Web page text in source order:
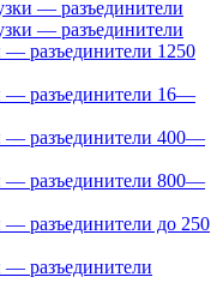
— разъединители
— разъединители
разъединители 1250
— разъединители 16—
— разъединители 400—
— разъединители 800—
разъединители до 250
разъединители